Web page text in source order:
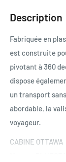
Description
Fabriquée en
est construite
pivotant à 360
dispose
un transport
abordable, la
voyageur.
CABINE OTTAWA